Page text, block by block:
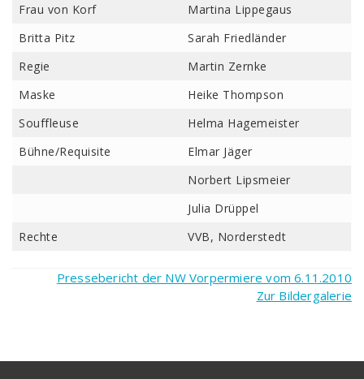
Frau von Korf
Martina Lippegaus
Britta Pitz
Sarah Friedländer
Regie
Martin Zernke
Maske
Heike Thompson
Souffleuse
Helma Hagemeister
Bühne/Requisite
Elmar Jäger
Norbert Lipsmeier
Julia Drüppel
Rechte
VVB, Norderstedt
Pressebericht der NW Vorpermiere vom 6.11.2010
Zur Bildergalerie